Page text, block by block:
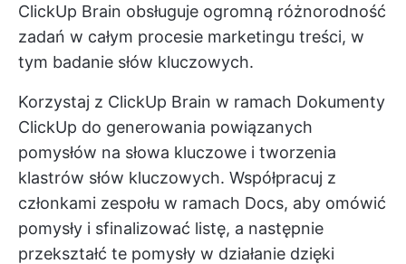
ClickUp Brain obsługuje ogromną różnorodność
zadań w całym procesie marketingu treści, w
tym badanie słów kluczowych.
Korzystaj z ClickUp Brain w ramach Dokumenty
ClickUp do generowania powiązanych
pomysłów na słowa kluczowe i tworzenia
klastrów słów kluczowych. Współpracuj z
członkami zespołu w ramach Docs, aby omówić
pomysły i sfinalizować listę, a następnie
przekształć te pomysły w działanie dzięki